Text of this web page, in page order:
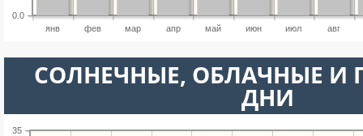
янв фев мар апр май июн июл авг
0.0
CОЛНЕЧНЫЕ, ОБЛАЧНЫЕ И
ДНИ
35